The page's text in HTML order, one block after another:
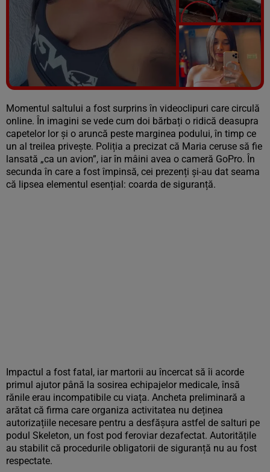
Vezi galeria foto
6 poze
Momentul saltului a fost surprins în videoclipuri care circulă
online. În imagini se vede cum doi bărbați o ridică deasupra
capetelor lor și o aruncă peste marginea podului, în timp ce
un al treilea privește. Poliția a precizat că Maria ceruse să fie
lansată „ca un avion”, iar în mâini avea o cameră GoPro. În
secunda în care a fost împinsă, cei prezenți și-au dat seama
că lipsea elementul esențial: coarda de siguranță.
Impactul a fost fatal, iar martorii au încercat să îi acorde
primul ajutor până la sosirea echipajelor medicale, însă
rănile erau incompatibile cu viața. Ancheta preliminară a
arătat că firma care organiza activitatea nu deținea
autorizațiile necesare pentru a desfășura astfel de salturi pe
podul Skeleton, un fost pod feroviar dezafectat. Autoritățile
au stabilit că procedurile obligatorii de siguranță nu au fost
respectate.